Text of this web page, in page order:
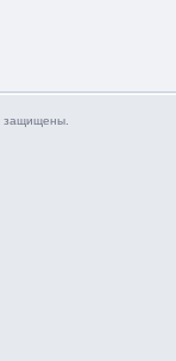
защищены.